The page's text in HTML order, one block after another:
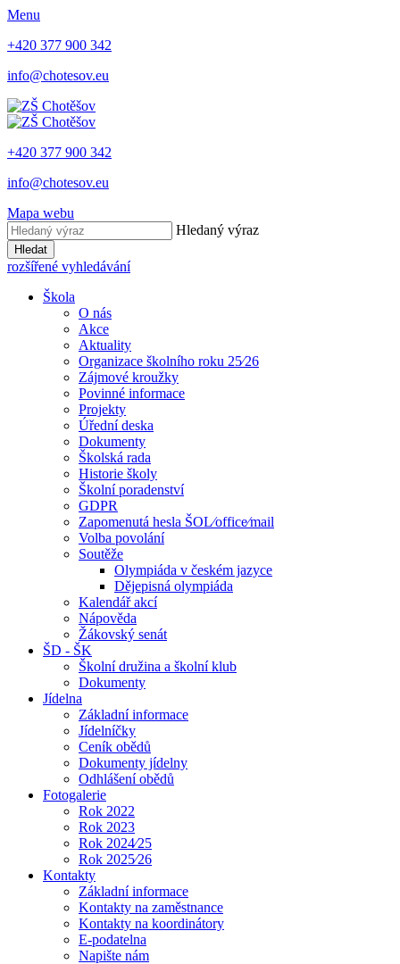
Menu
+420 377 900 342
info@chotesov.eu
+420 377 900 342
info@chotesov.eu
Mapa webu
Hledaný výraz
Hledat
rozšířené vyhledávání
Škola
O nás
Akce
Aktuality
Organizace školního roku 25⁄26
Zájmové kroužky
Povinné informace
Projekty
Úřední deska
Dokumenty
Školská rada
Historie školy
Školní poradenství
GDPR
Zapomenutá hesla ŠOL⁄office⁄mail
Volba povolání
Soutěže
Olympiáda v českém jazyce
Dějepisná olympiáda
Kalendář akcí
Nápověda
Žákovský senát
ŠD - ŠK
Školní družina a školní klub
Dokumenty
Jídelna
Základní informace
Jídelníčky
Ceník obědů
Dokumenty jídelny
Odhlášení obědů
Fotogalerie
Rok 2022
Rok 2023
Rok 2024⁄25
Rok 2025⁄26
Kontakty
Základní informace
Kontakty na zaměstnance
Kontakty na koordinátory
E-podatelna
Napište nám